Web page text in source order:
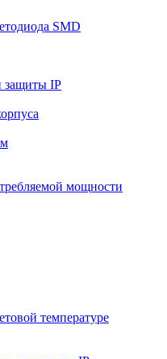
SMD
защиты IP
мощности
температуре